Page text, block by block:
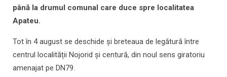
până la drumul comunal care duce spre localitatea
Apateu.
Tot în 4 august se deschide și breteaua de legătură între
centrul localității Nojorid și centură, din noul sens giratoriu
amenajat pe DN79.